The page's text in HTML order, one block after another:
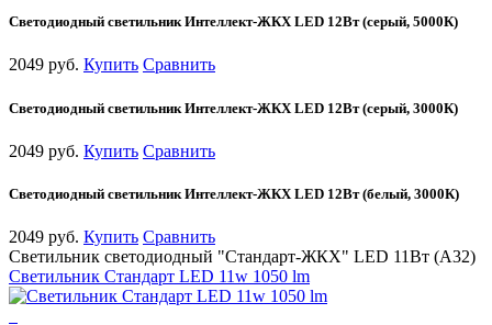
Светодиодный светильник Интеллект-ЖКХ LED 12Вт (серый, 5000К)
2049 руб. Купить Сравнить
Светодиодный светильник Интеллект-ЖКХ LED 12Вт (серый, 3000К)
2049 руб. Купить Сравнить
Светодиодный светильник Интеллект-ЖКХ LED 12Вт (белый, 3000К)
2049 руб. Купить Сравнить
Светильник светодиодный "Стандарт-ЖКХ" LED 11Вт (А32)
Cветильник Стандарт LED 11w 1050 lm